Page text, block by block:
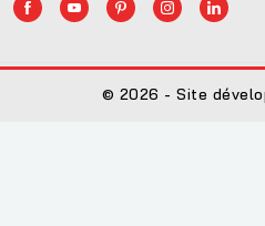
© 2026 - Site